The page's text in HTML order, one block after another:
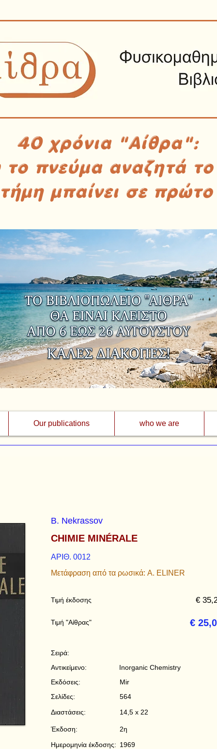
40 χρόνια "Αίθρα":
το πνεύμα αναζητά
μπαίνει σε
Our publications who we are
B. Nekrassov
CHIMIE MINÉRALE
ΑΡΙΘ. 0012
Μετάφραση από τα ρωσικά: A. ELINER
Τιμή έκδοσης
Τιμή "Αίθρας"
€
€
Σειρά:
Αντικείμενο:
Εκδόσεις:
Σελίδες:
Διαστάσεις:
Έκδοση:
Ημερομηνία έκδοσης:
Inorganic Chemistry
Mir
564
14,5 x 22
2η
1969